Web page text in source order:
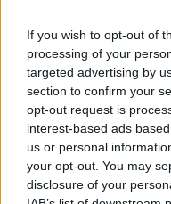
If you wish to opt-out of
processing of your
targeted advertising by
section to confirm your
opt-out request is
interest-based ads
us or personal
your opt-out. You may
disclosure of your
avgiftsfri
Edgar Savisaar
kollektivtrafik skulle
det första skulle
ökar det chansen
ekonomiska
avgiftsfri